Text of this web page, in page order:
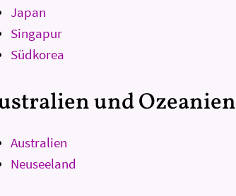
Japan
Singapur
Südkorea
und Ozeanien
Australien
Neuseeland